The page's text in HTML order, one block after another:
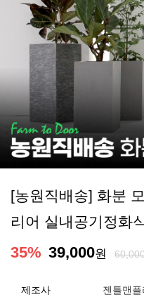
[농원직배송] 화분
리어 실내공기정화
35% 39,000원
제조사
젠틀맨플